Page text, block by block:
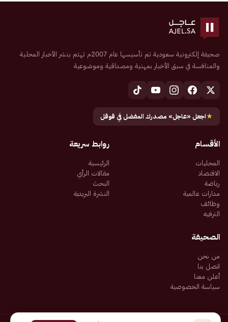
صحيفة إلكترونية سعودية تم تأسيسها عام 2007م تهتم بنشر الأخبار المحلية
والمنافسة في سبق الأخبار بمهنية ومصداقية وموضوعية
★اجعل «عاجل» مصدرك المفضل في قوقل
الأقسام
المحليات
الاقتصاد
رياضة
مدارات عالمية
وظائف
الترفيه
روابط سريعة
الرئيسية
مقالات الرأي
البحث
النشرة البريدية
الصحيفة
من نحن
اتصل بنا
أعلن معنا
سياسة الخصوصية